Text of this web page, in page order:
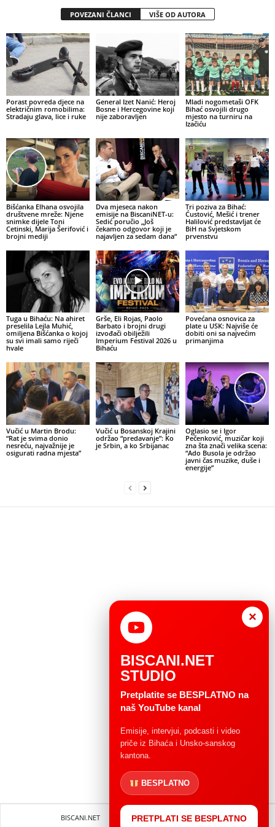
POVEZANI ČLANCI VIŠE OD AUTORA
Porast povreda djece na
električnim romobilima:
Stradaju glava, lice i ruke
General Izet Nanić: Heroj
Bosne i Hercegovine koji
nije zaboravljen
Mladi nogometaši OFK
Bihać osvojili drugo
mjesto na turniru na
Izačiću
Bišćanka Elhana osvojila
društvene mreže: Njene
snimke dijele Toni
Cetinski, Marija Šerifović i
brojni mediji
Dva mjeseca nakon
emisije na BiscaniNET-u:
Sedić poručio „Još
čekamo odgovor koji je
najavljen za sedam dana“
Tri poziva za Bihać:
Ćustović, Mešić i trener
Halilović predstavljat će
BiH na Svjetskom
prvenstvu
Tuga u Bihaću: Na ahiret
preselila Lejla Muhić,
omiljena Bišćanka o kojoj
su svi imali samo riječi
hvale
Grše, Eli Rojas, Paolo
Barbato i brojni drugi
izvođači obilježili
Imperium Festival 2026 u
Bihaću
Povećana osnovica za
plate u USK: Najviše će
dobiti oni sa najvećim
primanjima
Vučić u Martin Brodu:
“Rat je svima donio
nesreću, najvažnije je
osigurati radna mjesta”
Vučić u Bosanskoj Krajini
održao “predavanje”: Ko
je Srbin, a ko Srbijanac
Oglasio se i Igor
Pečenković, muzičar koji
zna šta znači velika scena:
“Ado Busola je održao
javni čas muzike, duše i
energije”
BISCANI.NET Impressum Uvjeti korištenja
×
BISCANI.NET
STUDIO
Pretplatite se BESPLATNO na
naš YouTube kanal
Emisije, intervjui, podcasti i video
priče iz Bihaća i Unsko-sanskog
kantona.
BESPLATNO
PRETPLATI SE BESPLATNO